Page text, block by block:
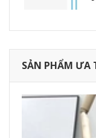
SẢN PHẨM ƯA